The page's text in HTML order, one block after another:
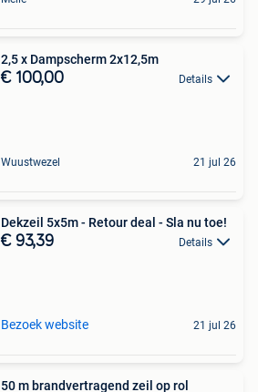
2,5 x Dampscherm 2x12,5m
€ 100,00 Details
Wuustwezel 21 jul 26
Dekzeil 5x5m - Retour deal - Sla nu toe!
€ 93,39 Details
Bezoek website 21 jul 26
50 m brandvertragend zeil op rol